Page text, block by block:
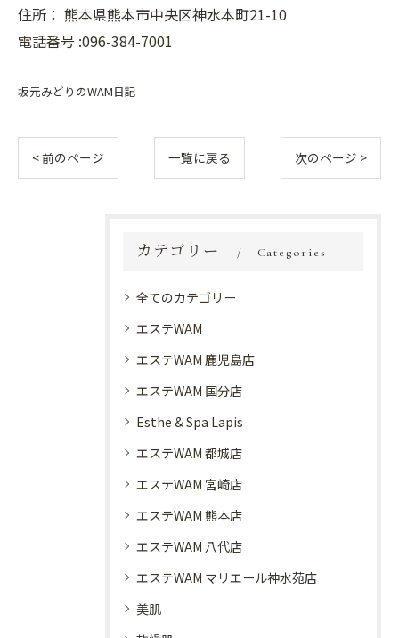
住所： 熊本県熊本市中央区神水本町21-10
電話番号 :096-384-7001
坂元みどりのWAM日記
< 前のページ 一覧に戻る 次のページ >
カテゴリー Categories
全てのカテゴリー
エステWAM
エステWAM 鹿児島店
エステWAM 国分店
Esthe & Spa Lapis
エステWAM 都城店
エステWAM 宮崎店
エステWAM 熊本店
エステWAM 八代店
エステWAM マリエール神水苑店
美肌